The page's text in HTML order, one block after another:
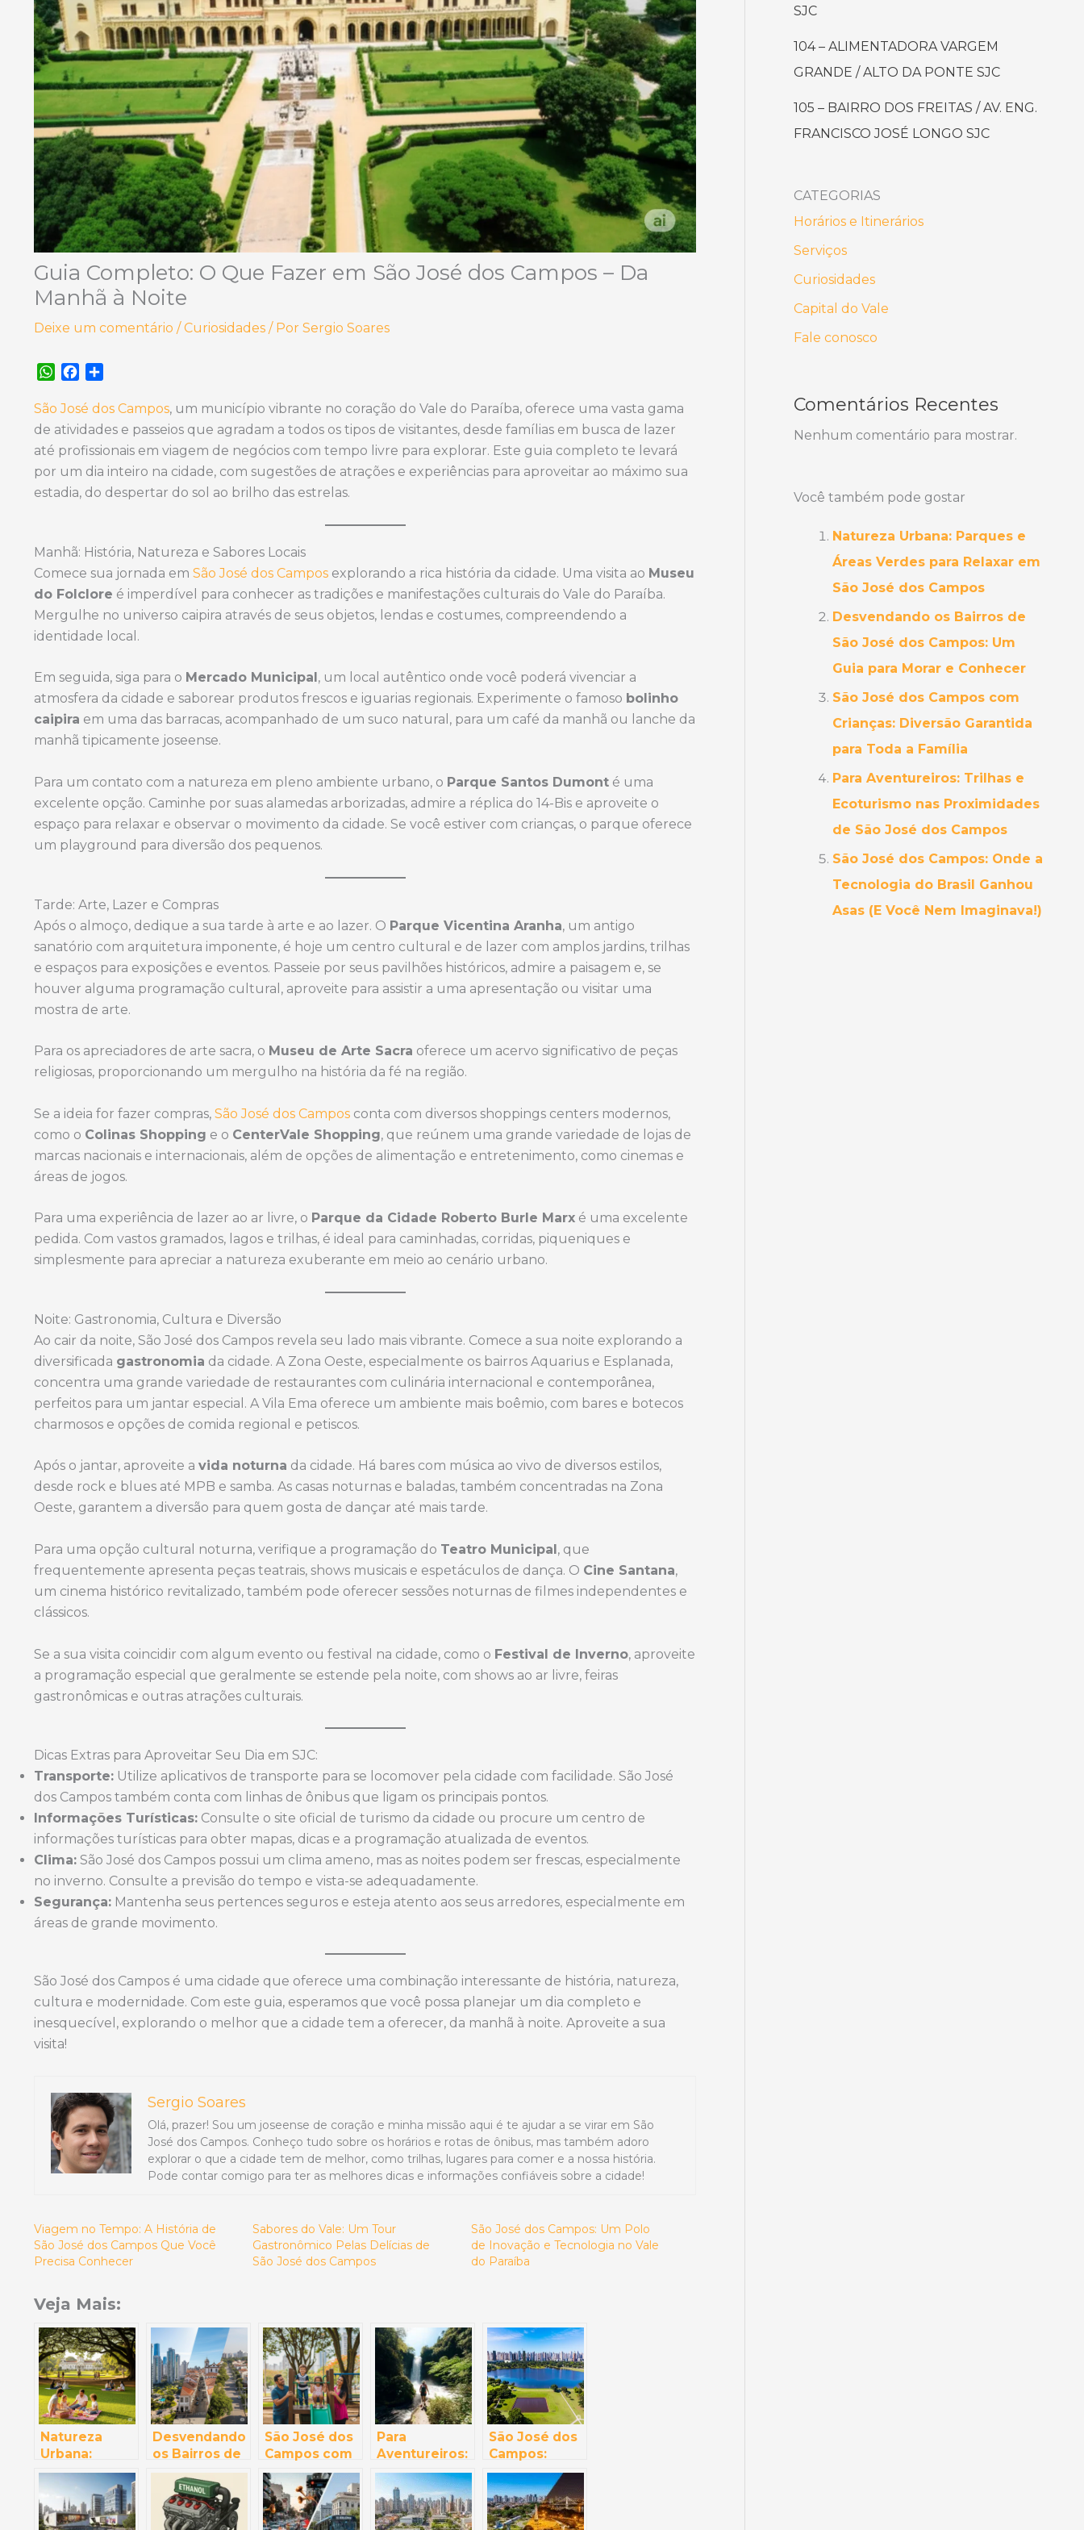
Guia Completo: O Que Fazer em São José dos Campos – Da
Manhã à Noite
Deixe um comentário /Curiosidades / Por Sergio Soares
W
a
t
A
p
p
c
e
b
o
o
k
a
r
São José dos Campos, um município vibrante no coração do Vale do Paraíba, oferece uma vasta gama
de atividades e passeios que agradam a todos os tipos de visitantes, desde famílias em busca de lazer
até profissionais em viagem de negócios com tempo livre para explorar. Este guia completo te levará
por um dia inteiro na cidade, com sugestões de atrações e experiências para aproveitar ao máximo sua
estadia, do despertar do sol ao brilho das estrelas.
Manhã: História, Natureza e Sabores Locais
Comece sua jornada em São José dos Campos explorando a rica história da cidade. Uma visita ao Museu
do Folclore é imperdível para conhecer as tradições e manifestações culturais do Vale do Paraíba.
Mergulhe no universo caipira através de seus objetos, lendas e costumes, compreendendo a
identidade local.
Em seguida, siga para o Mercado Municipal , um local autêntico onde você poderá vivenciar a
atmosfera da cidade e saborear produtos frescos e iguarias regionais. Experimente o famoso bolinho
caipira em uma das barracas, acompanhado de um suco natural, para um café da manhã ou lanche da
manhã tipicamente joseense.
Para um contato com a natureza em pleno ambiente urbano, o Parque Santos Dumont é uma
excelente opção. Caminhe por suas alamedas arborizadas, admire a réplica do 14-Bis e aproveite o
espaço para relaxar e observar o movimento da cidade. Se você estiver com crianças, o parque oferece
um playground para diversão dos pequenos.
Tarde: Arte, Lazer e Compras
Após o almoço, dedique a sua tarde à arte e ao lazer. O Parque Vicentina Aranha, um antigo
sanatório com arquitetura imponente, é hoje um centro cultural e de lazer com amplos jardins, trilhas
e espaços para exposições e eventos. Passeie por seus pavilhões históricos, admire a paisagem e, se
houver alguma programação cultural, aproveite para assistir a uma apresentação ou visitar uma
mostra de arte.
Para os apreciadores de arte sacra, o Museu de Arte Sacra oferece um acervo significativo de peças
religiosas, proporcionando um mergulho na história da fé na região.
Se a ideia for fazer compras, São José dos Campos conta com diversos shoppings centers modernos,
como o Colinas Shopping e o CenterVale Shopping, que reúnem uma grande variedade de lojas de
marcas nacionais e internacionais, além de opções de alimentação e entretenimento, como cinemas e
áreas de jogos.
Para uma experiência de lazer ao ar livre, o Parque da Cidade Roberto Burle Marx é uma excelente
pedida. Com vastos gramados, lagos e trilhas, é ideal para caminhadas, corridas, piqueniques e
simplesmente para apreciar a natureza exuberante em meio ao cenário urbano.
Noite: Gastronomia, Cultura e Diversão
Ao cair da noite, São José dos Campos revela seu lado mais vibrante. Comece a sua noite explorando a
diversificada gastronomia da cidade. A Zona Oeste, especialmente os bairros Aquarius e Esplanada,
concentra uma grande variedade de restaurantes com culinária internacional e contemporânea,
perfeitos para um jantar especial. A Vila Ema oferece um ambiente mais boêmio, com bares e botecos
charmosos e opções de comida regional e petiscos.
Após o jantar, aproveite a vida noturna da cidade. Há bares com música ao vivo de diversos estilos,
desde rock e blues até MPB e samba. As casas noturnas e baladas, também concentradas na Zona
Oeste, garantem a diversão para quem gosta de dançar até mais tarde.
Para uma opção cultural noturna, verifique a programação do Teatro Municipal, que
frequentemente apresenta peças teatrais, shows musicais e espetáculos de dança. O Cine Santana,
um cinema histórico revitalizado, também pode oferecer sessões noturnas de filmes independentes e
clássicos.
Se a sua visita coincidir com algum evento ou festival na cidade, como o Festival de Inverno, aproveite
a programação especial que geralmente se estende pela noite, com shows ao ar livre, feiras
gastronômicas e outras atrações culturais.
Dicas Extras para Aproveitar Seu Dia em SJC:
Transporte: Utilize aplicativos de transporte para se locomover pela cidade com facilidade. São José
dos Campos também conta com linhas de ônibus que ligam os principais pontos.
Informações Turísticas: Consulte o site oficial de turismo da cidade ou procure um centro de
informações turísticas para obter mapas, dicas e a programação atualizada de eventos.
Clima: São José dos Campos possui um clima ameno, mas as noites podem ser frescas, especialmente
no inverno. Consulte a previsão do tempo e vista-se adequadamente.
Segurança: Mantenha seus pertences seguros e esteja atento aos seus arredores, especialmente em
áreas de grande movimento.
São José dos Campos é uma cidade que oferece uma combinação interessante de história, natureza,
cultura e modernidade. Com este guia, esperamos que você possa planejar um dia completo e
inesquecível, explorando o melhor que a cidade tem a oferecer, da manhã à noite. Aproveite a sua
visita!
Sergio Soares
Olá, prazer! Sou um joseense de coração e minha missão aqui é te ajudar a se virar em São
José dos Campos. Conheço tudo sobre os horários e rotas de ônibus, mas também adoro
explorar o que a cidade tem de melhor, como trilhas, lugares para comer e a nossa história.
Pode contar comigo para ter as melhores dicas e informações confiáveis sobre a cidade!
Viagem no Tempo: A História de
São José dos Campos Que Você
Precisa Conhecer
Sabores do Vale: Um Tour
Gastronômico Pelas Delícias de
São José dos Campos
São José dos Campos: Um Polo
de Inovação e Tecnologia no Vale
do Paraíba
Veja Mais:
Natureza
Urbana:
Parques e
Áreas Verdes
para Relaxar
em São José
Desvendando
os Bairros de
São José dos
Campos: Um
Guia para
Morar e
São José dos
Campos com
Crianças:
Diversão
Garantida
para Toda a
Para
Aventureiros:
Trilhas e
Ecoturismo
nas
Proximidades
São José dos
Campos:
Onde a
Tecnologia do
Brasil Ganhou
Asas (E Você
SJC
104 – ALIMENTADORA VARGEM
GRANDE / ALTO DA PONTE SJC
105 – BAIRRO DOS FREITAS / AV. ENG.
FRANCISCO JOSÉ LONGO SJC
CATEGORIAS
Horários e Itinerários
Serviços
Curiosidades
Capital do Vale
Fale conosco
Comentários Recentes
Nenhum comentário para mostrar.
Você também pode gostar
Natureza Urbana: Parques e
Áreas Verdes para Relaxar em
São José dos Campos
Desvendando os Bairros de
São José dos Campos: Um
Guia para Morar e Conhecer
São José dos Campos com
Crianças: Diversão Garantida
para Toda a Família
Para Aventureiros: Trilhas e
Ecoturismo nas Proximidades
de São José dos Campos
São José dos Campos: Onde a
Tecnologia do Brasil Ganhou
Asas (E Você Nem Imaginava!)